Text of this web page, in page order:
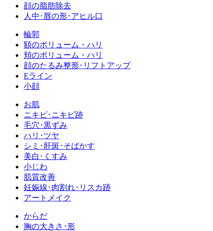
顔の脂肪除去
人中･唇の形･アヒル口
輪郭
額のボリューム・ハリ
頬のボリューム・ハリ
顔のたるみ整形･リフトアップ
Eライン
小顔
お肌
ニキビ･ニキビ跡
毛穴･黒ずみ
ハリ･ツヤ
シミ･肝斑･そばかす
美白･くすみ
小じわ
肌質改善
妊娠線･肉割れ･リスカ跡
アートメイク
からだ
胸の大きさ･形